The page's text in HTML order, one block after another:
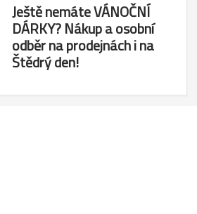
Ještě nemáte VÁNOČNÍ
DÁRKY? Nákup a osobní
odběr na prodejnách i na
Štědrý den!